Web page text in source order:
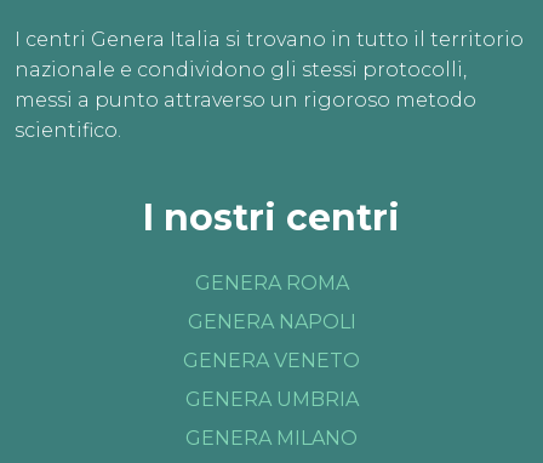
I centri Genera Italia si trovano in tutto il territorio
nazionale e condividono gli stessi protocolli,
messi a punto attraverso un rigoroso metodo
scientifico.
I nostri centri
GENERA ROMA
GENERA NAPOLI
GENERA VENETO
GENERA UMBRIA
GENERA MILANO